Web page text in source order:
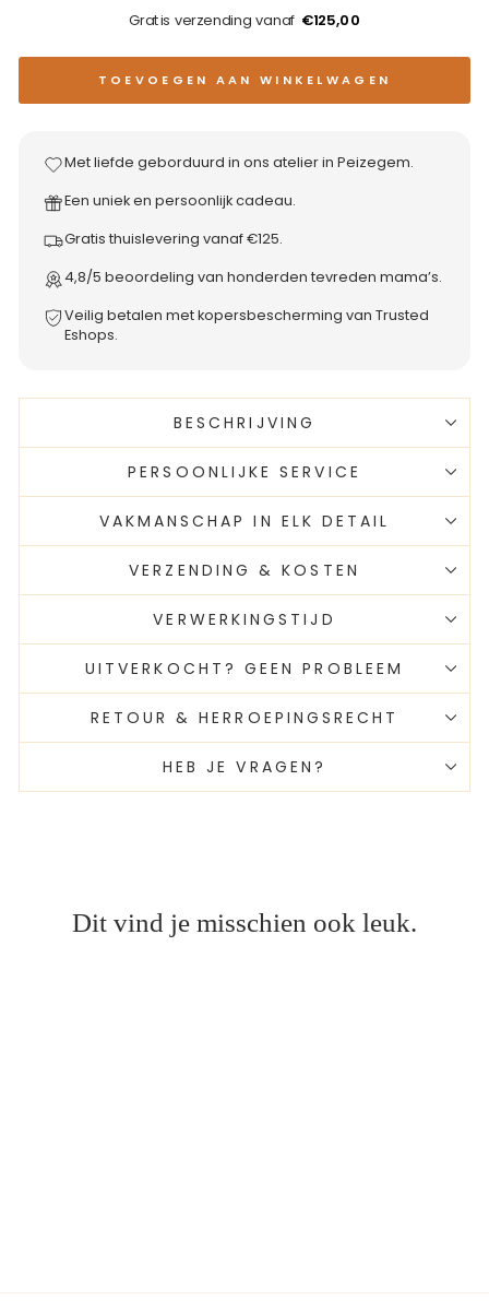
Gratis verzending vanaf €125,00
TOEVOEGEN AAN WINKELWAGEN
Met liefde geborduurd in ons atelier in Peizegem.
Een uniek en persoonlijk cadeau.
Gratis thuislevering vanaf €125.
4,8/5 beoordeling van honderden tevreden mama’s.
Veilig betalen met kopersbescherming van Trusted
Eshops.
BESCHRIJVING
PERSOONLIJKE SERVICE
VAKMANSCHAP IN ELK DETAIL
VERZENDING & KOSTEN
VERWERKINGSTIJD
UITVERKOCHT? GEEN PROBLEEM
RETOUR & HERROEPINGSRECHT
HEB JE VRAGEN?
Dit vind je misschien ook leuk.